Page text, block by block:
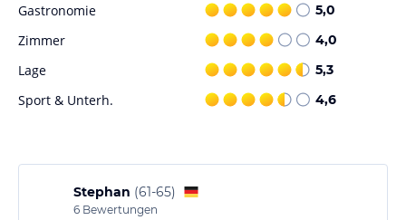
Gastronomie 5,0
Zimmer 4,0
Lage 5,3
Sport & Unterh. 4,6
Stephan (61-65)
6 Bewertungen